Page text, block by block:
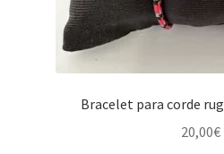
Bracelet para corde
20,00€